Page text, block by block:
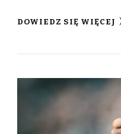
DOWIEDZ SIĘ WIĘCEJ